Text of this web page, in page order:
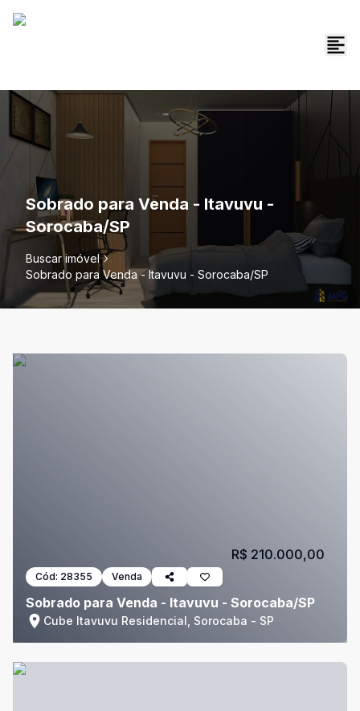
Sobrado para Venda - Itavuvu -
Sorocaba/SP
Buscar imóvel
Sobrado para Venda - Itavuvu - Sorocaba/SP
Cód: 28355 Venda
Sobrado para Venda - Itavuvu - Sorocaba/SP
Cube Itavuvu Residencial, Sorocaba - SP
R$ 210.000,00